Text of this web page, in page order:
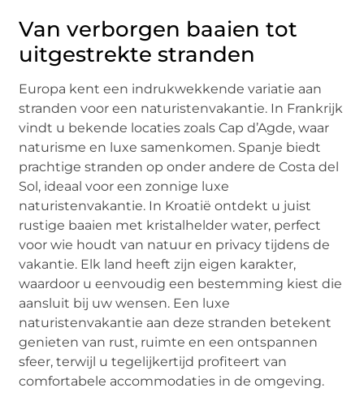
Van verborgen baaien tot
uitgestrekte stranden
Europa kent een indrukwekkende variatie aan
stranden voor een naturistenvakantie. In Frankrijk
vindt u bekende locaties zoals Cap d’Agde, waar
naturisme en luxe samenkomen. Spanje biedt
prachtige stranden op onder andere de Costa del
Sol, ideaal voor een zonnige luxe
naturistenvakantie. In Kroatië ontdekt u juist
rustige baaien met kristalhelder water, perfect
voor wie houdt van natuur en privacy tijdens de
vakantie. Elk land heeft zijn eigen karakter,
waardoor u eenvoudig een bestemming kiest die
aansluit bij uw wensen. Een luxe
naturistenvakantie aan deze stranden betekent
genieten van rust, ruimte en een ontspannen
sfeer, terwijl u tegelijkertijd profiteert van
comfortabele accommodaties in de omgeving.